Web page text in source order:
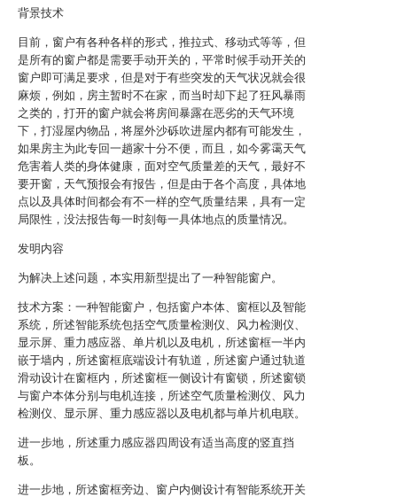
背景技术
目前，窗户有各种各样的形式，推拉式、移动式等等，但
是所有的窗户都是需要手动开关的，平常时候手动开关的
窗户即可满足要求，但是对于有些突发的天气状况就会很
麻烦，例如，房主暂时不在家，而当时却下起了狂风暴雨
之类的，打开的窗户就会将房间暴露在恶劣的天气环境
下，打湿屋内物品，将屋外沙砾吹进屋内都有可能发生，
如果房主为此专回一趟家十分不便，而且，如今雾霭天气
危害着人类的身体健康，面对空气质量差的天气，最好不
要开窗，天气预报会有报告，但是由于各个高度，具体地
点以及具体时间都会有不一样的空气质量结果，具有一定
局限性，没法报告每一时刻每一具体地点的质量情况。
发明内容
为解决上述问题，本实用新型提出了一种智能窗户。
技术方案：一种智能窗户，包括窗户本体、窗框以及智能
系统，所述智能系统包括空气质量检测仪、风力检测仪、
显示屏、重力感应器、单片机以及电机，所述窗框一半内
嵌于墙内，所述窗框底端设计有轨道，所述窗户通过轨道
滑动设计在窗框内，所述窗框一侧设计有窗锁，所述窗锁
与窗户本体分别与电机连接，所述空气质量检测仪、风力
检测仪、显示屏、重力感应器以及电机都与单片机电联。
进一步地，所述重力感应器四周设有适当高度的竖直挡
板。
进一步地，所述窗框旁边、窗户内侧设计有智能系统开关